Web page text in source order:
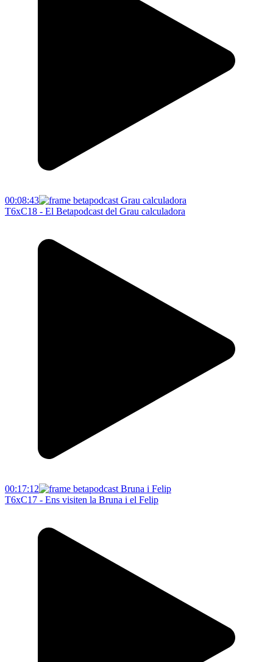
00:08:43
T6xC18 - El Betapodcast del Grau calculadora
00:17:12
T6xC17 - Ens visiten la Bruna i el Felip